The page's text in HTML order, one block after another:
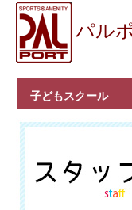
パル
子どもスクール
ベビーコース
幼児コース
小学生コース
育成コース
選手コース
キッズパーク(体操教
室)
クラシックバレエ
ボルダリング
■入会案内